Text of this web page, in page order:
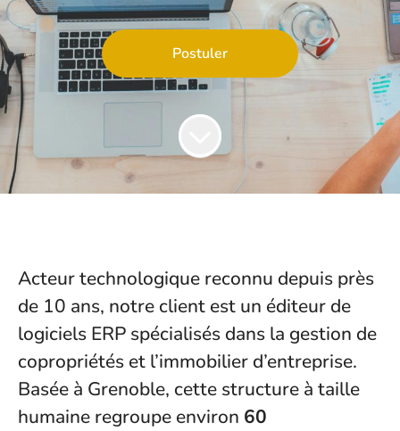
Postuler
Acteur technologique reconnu depuis près
de 10 ans, notre client est un éditeur de
logiciels ERP spécialisés dans la gestion de
copropriétés et l’immobilier d’entreprise.
Basée à Grenoble, cette structure à taille
humaine regroupe environ 60